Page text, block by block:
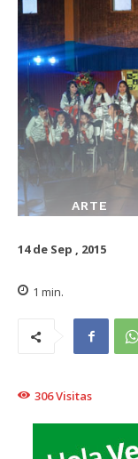
ARTE
14 de Sep , 2015
1 min.
306Visitas